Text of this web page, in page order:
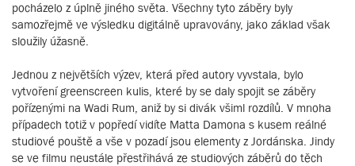
pocházelo z úplně jiného světa. Všechny tyto záběry byly
samozřejmě ve výsledku digitálně upravovány, jako základ však
sloužily úžasně.
Jednou z největších výzev, která před autory vyvstala, bylo
vytvoření greenscreen kulis, které by se daly spojit se záběry
pořízenými na Wadi Rum, aniž by si divák všiml rozdílů. V mnoha
případech totiž v popředí vidíte Matta Damona s kusem reálné
studiové pouště a vše v pozadí jsou elementy z Jordánska. Jindy
se ve filmu neustále přestřihává ze studiových záběrů do těch